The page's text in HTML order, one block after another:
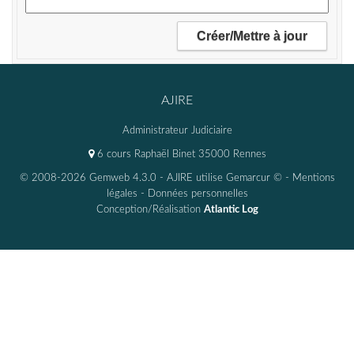
AJIRE
Administrateur Judiciaire
6 cours Raphaël Binet 35000 Rennes
© 2008-2026 Gemweb 4.3.0 - AJIRE utilise Gemarcur © - Mentions
légales - Données personnelles
Conception/Réalisation Atlantic Log